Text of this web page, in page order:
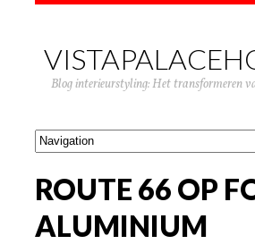
Blog interieurstyling: Het transformeren
ROUTE 66 OP
ALUMINIUM